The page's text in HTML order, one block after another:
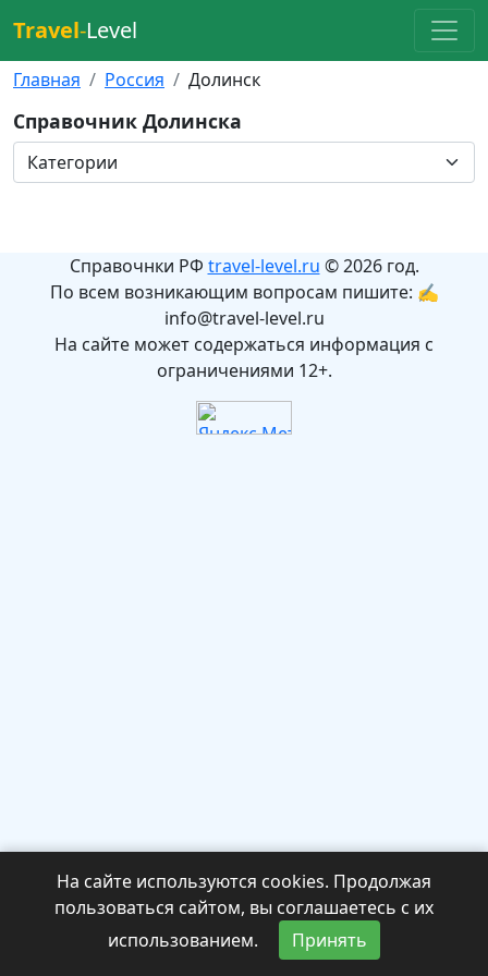
Travel-Level
Главная Россия Долинск
Справочник Долинска
Справочнки РФ travel-level.ru © 2026 год.
По всем возникающим вопросам пишите: ✍
info@travel-level.ru
На сайте может содержаться информация с
ограничениями 12+.
На сайте используются cookies. Продолжая
пользоваться сайтом, вы соглашаетесь с их
использованием.
Принять